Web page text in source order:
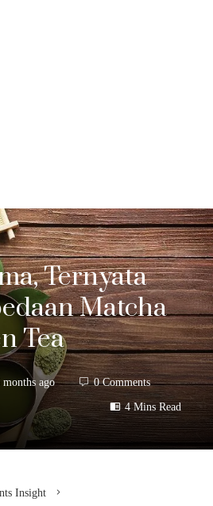
Ternyata
Matcha
Tea
months ago 0 Comments
4 Mins Read
Insight